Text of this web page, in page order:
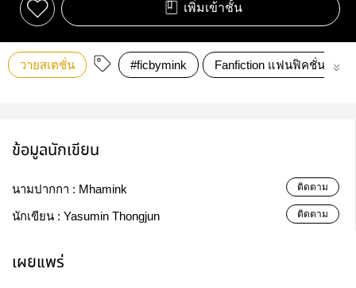
เพิ่มเข้าชั้น
วายสเตชั่น #ficbymink Fanfiction แฟนฟิคชั่น
ข้อมูลนักเขียน
นามปากกา : Mhamink ติดตาม
นักเขียน : Yasumin Thongjun ติดตาม
เผยแพร่